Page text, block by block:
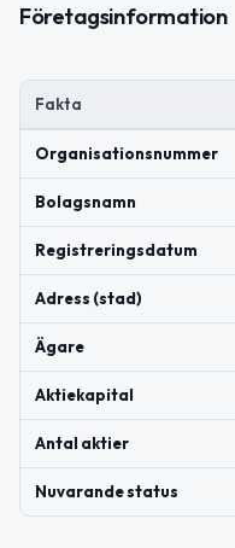
Företagsinformation
Fakta
Organisationsnummer
Bolagsnamn
Registreringsdatum
Adress (stad)
Ägare
Aktiekapital
Antal aktier
Nuvarande status